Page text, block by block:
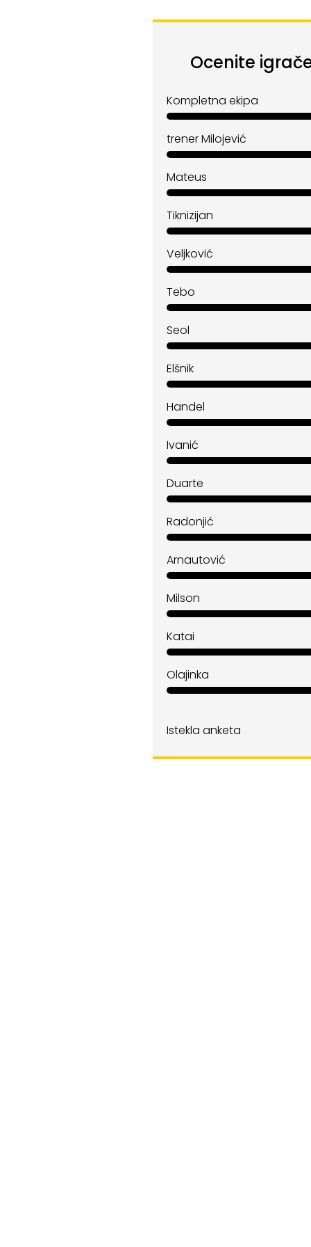
Ocenite
Kompletna ekipa
trener Milojević
Mateus
Tiknizijan
Veljković
Tebo
Seol
Elšnik
Handel
Ivanić
Duarte
Radonjić
Arnautović
Milson
Katai
Olajinka
Istekla anketa